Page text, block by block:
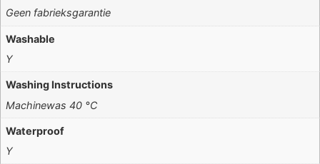
Geen fabrieksgarantie
Washable
Y
Washing Instructions
Machinewas 40 °C
Waterproof
Y